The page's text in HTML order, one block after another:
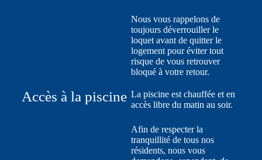
Nous vous rappelons de
toujours déverrouiller le
loquet avant de quitter le
logement pour éviter tout
risque de vous retrouver
bloqué à votre retour.
Accès à la piscine La piscine est chauffée et en
accès libre du matin au soir.
Afin de respecter la
tranquillité de tous nos
résidents, nous vous